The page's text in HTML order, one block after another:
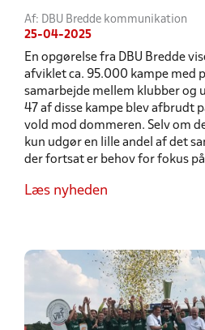
Af: DBU Bredde kommunikation
25-04-2025
En opgørelse fra DBU Bredde
afviklet ca. 95.000 kampe med
samarbejde mellem klubber og
47 af disse kampe blev afbrudt
vold mod dommeren. Selv om
kun udgør en lille andel af det
der fortsat er behov for fokus
Læs nyheden